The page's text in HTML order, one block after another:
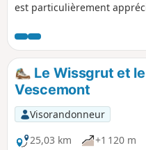
est particulièrement
forêt de hêtres. Nous
massif des Vosges : une
beau dénivelé. Cette
Le Wissgrut et
Vescemont
Visorandonneur
25,03 km
+1 120 m